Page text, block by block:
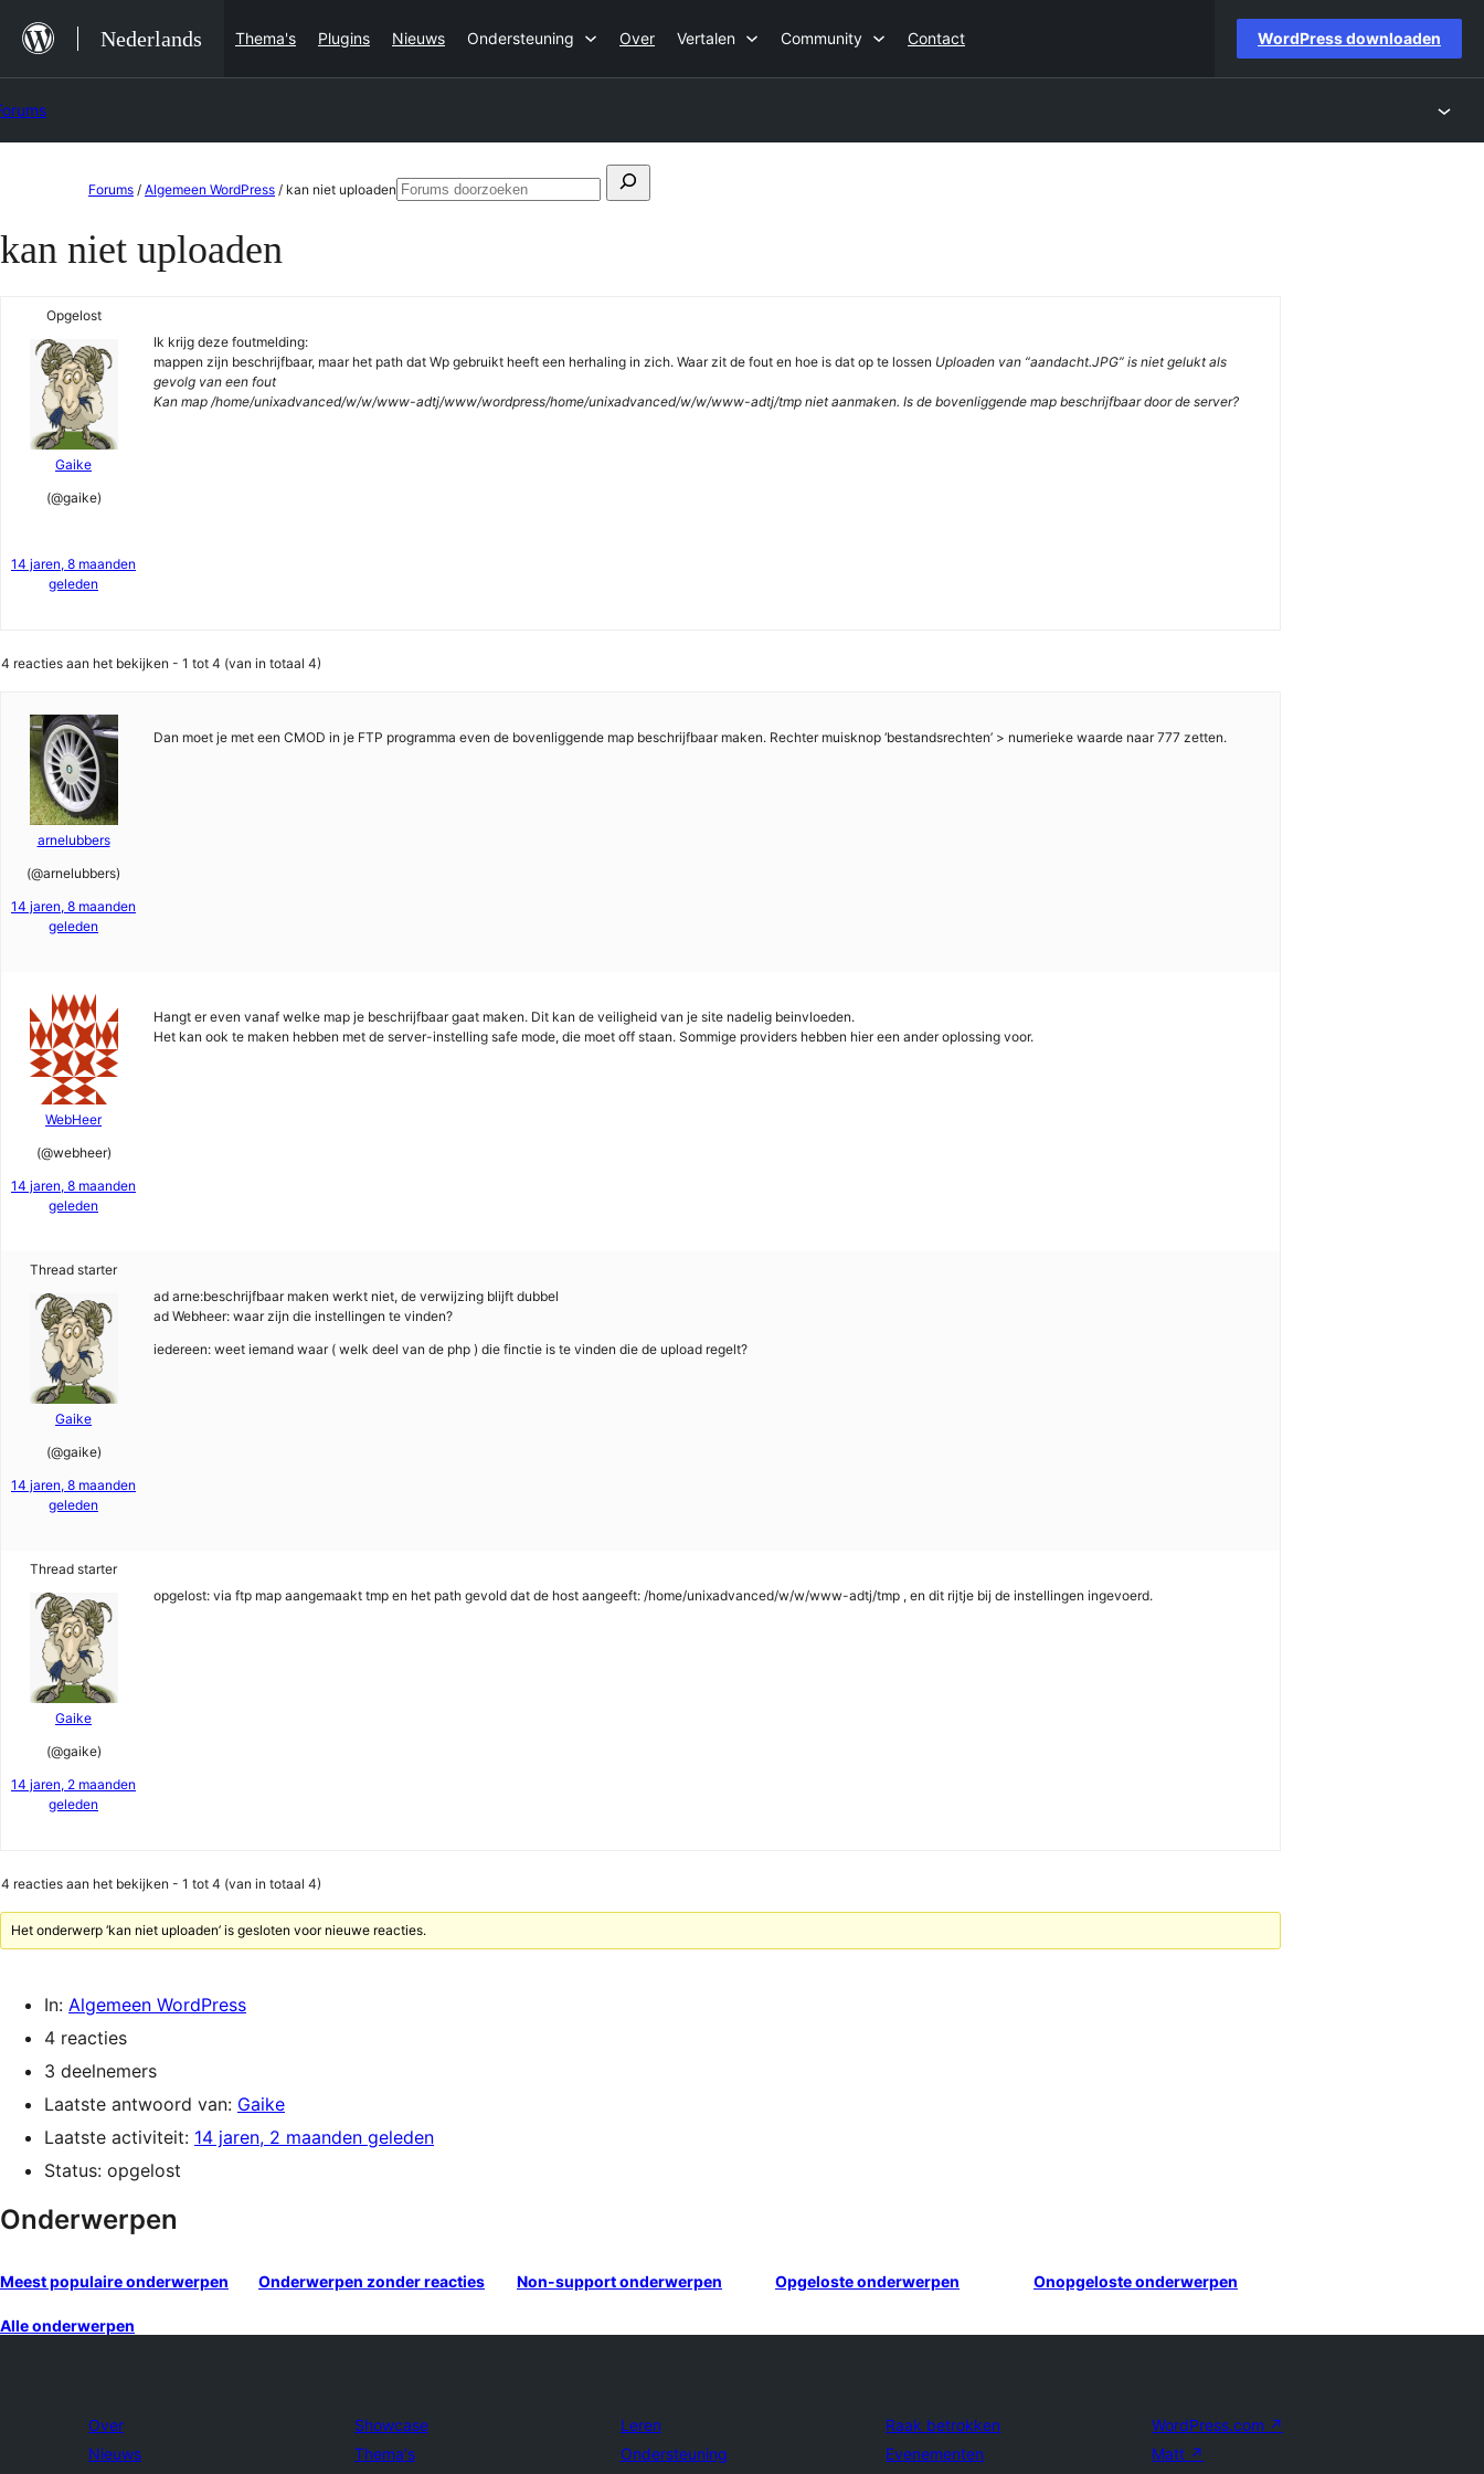
naar
de
inhoud
Nederlands Thema's Plugins Nieuws Ondersteuning Over Vertalen Community Contact WordPress downloaden
de
Forums / Algemeen WordPress / kan niet uploadenZoeken
Forums
kan niet uploaden
Opgelost
Gaike
(@gaike)
14 jaren, 8 maanden
geleden
Ik krijg deze foutmelding:
mappen zijn beschrijfbaar, maar het path dat Wp gebruikt heeft een herhaling in zich. Waar zit de fout en hoe is dat op te lossen Uploaden van “aandacht.JPG” is niet gelukt als
gevolg van een fout
Kan map /home/unixadvanced/w/w/www-adtj/www/wordpress/home/unixadvanced/w/w/www-adtj/tmp niet aanmaken. Is de bovenliggende map beschrijfbaar door de server?
4 reacties aan het bekijken - 1 tot 4 (van in totaal 4)
arnelubbers
(@arnelubbers)
14 jaren, 8 maanden
geleden
Dan moet je met een CMOD in je FTP programma even de bovenliggende map beschrijfbaar maken. Rechter muisknop ‘bestandsrechten’ > numerieke waarde naar 777 zetten.
WebHeer
(@webheer)
14 jaren, 8 maanden
geleden
Hangt er even vanaf welke map je beschrijfbaar gaat maken. Dit kan de veiligheid van je site nadelig beinvloeden.
Het kan ook te maken hebben met de server-instelling safe mode, die moet off staan. Sommige providers hebben hier een ander oplossing voor.
Thread starter
Gaike
(@gaike)
14 jaren, 8 maanden
geleden
ad arne:beschrijfbaar maken werkt niet, de verwijzing blijft dubbel
ad Webheer: waar zijn die instellingen te vinden?
iedereen: weet iemand waar ( welk deel van de php ) die finctie is te vinden die de upload regelt?
Thread starter
Gaike
(@gaike)
14 jaren, 2 maanden
geleden
opgelost: via ftp map aangemaakt tmp en het path gevold dat de host aangeeft: /home/unixadvanced/w/w/www-adtj/tmp , en dit rijtje bij de instellingen ingevoerd.
4 reacties aan het bekijken - 1 tot 4 (van in totaal 4)
Het onderwerp ‘kan niet uploaden’ is gesloten voor nieuwe reacties.
In: Algemeen WordPress
4 reacties
3 deelnemers
Laatste antwoord van: Gaike
Laatste activiteit: 14 jaren, 2 maanden geleden
Status: opgelost
Onderwerpen
Meest populaire onderwerpen Onderwerpen zonder reacties Non-support onderwerpen Opgeloste onderwerpen Onopgeloste onderwerpen
Alle onderwerpen
Over
Nieuws
Showcase
Thema's
Leren
Ondersteuning
Raak betrokken
Evenementen
WordPress.com ↗
Matt ↗